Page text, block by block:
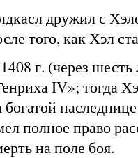
дружил с
того, как Хэл
г. (через
IV»; тогда
богатой
полное право
на поле боя.